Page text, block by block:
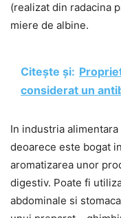
(realizat din radacina
miere de albine.
Citește și:
considerat un
In industria
deoarece este bogat
aromatizarea unor
digestiv. Poate fi
abdominale si